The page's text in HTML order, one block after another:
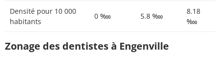
Densité pour 10 000
habitants
0 ‱ 5.8 ‱
8.18
‱
Zonage des dentistes à Engenville